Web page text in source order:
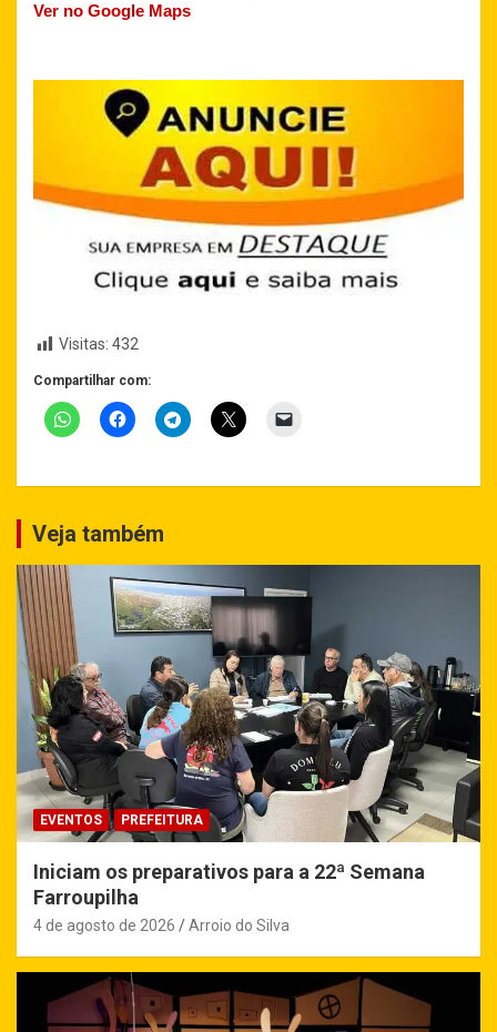
Ver no Google Maps
Visitas: 432
Compartilhar com:
Veja também
EVENTOS PREFEITURA
Iniciam os preparativos para a 22ª Semana
Farroupilha
4 de agosto de 2026 Arroio do Silva